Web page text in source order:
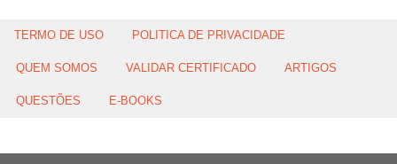
TERMO DE USO POLITICA DE PRIVACIDADE
QUEM SOMOS VALIDAR CERTIFICADO ARTIGOS
QUESTÕES E-BOOKS